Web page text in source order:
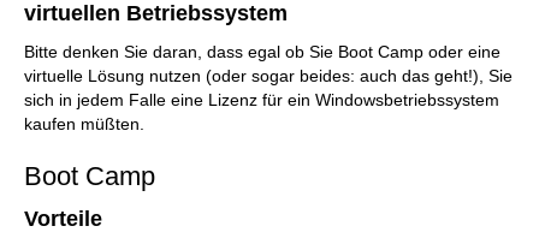
virtuellen Betriebssystem
Bitte denken Sie daran, dass egal ob Sie Boot Camp oder eine
virtuelle Lösung nutzen (oder sogar beides: auch das geht!), Sie
sich in jedem Falle eine Lizenz für ein Windowsbetriebssystem
kaufen müßten.
Boot Camp
Vorteile